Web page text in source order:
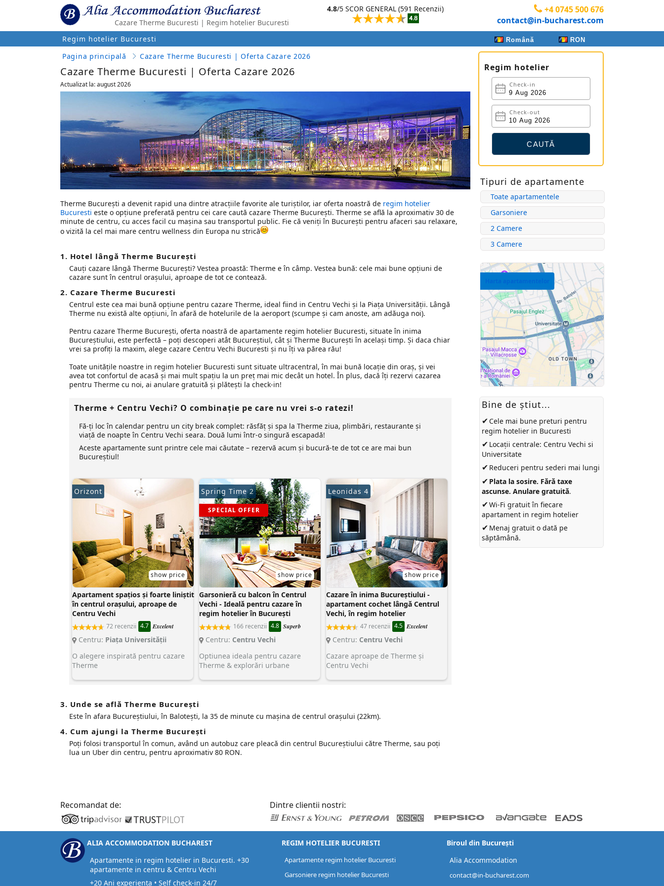
Cazare Therme Bucuresti | Regim hotelier Bucuresti
4.8/5 SCOR GENERAL (591 Recenzii)
+4 0745 500 676
contact@in-bucharest.com
Regim hotelier Bucuresti Română RON
Pagina principală Cazare Therme Bucuresti | Oferta Cazare 2026
Cazare Therme Bucuresti | Oferta Cazare 2026
Actualizat la: august 2026
Therme București a devenit rapid una dintre atracțiile favorite ale turiștilor, iar oferta noastră de regim hotelier
Bucuresti este o opțiune preferată pentru cei care caută cazare Therme București. Therme se află la aproximativ 30 de
minute de centru, cu acces facil cu mașina sau transportul public. Fie că veniți în București pentru afaceri sau relaxare,
o vizită la cel mai mare centru wellness din Europa nu strică
1. Hotel lângă Therme București
Cauți cazare lângă Therme București? Vestea proastă: Therme e în câmp. Vestea bună: cele mai bune opțiuni de
cazare sunt în centrul orașului, aproape de tot ce contează.
2. Cazare Therme Bucuresti
Centrul este cea mai bună opțiune pentru cazare Therme, ideal fiind in Centru Vechi și la Piața Universității. Lângă
Therme nu există alte opțiuni, în afară de hotelurile de la aeroport (scumpe și cam anoste, am adăuga noi).
Pentru cazare Therme București, oferta noastră de apartamente regim hotelier Bucuresti, situate în inima
Bucureștiului, este perfectă – poți descoperi atât Bucureștiul, cât și Therme București în același timp. Și daca chiar
vrei sa profiți la maxim, alege cazare Centru Vechi Bucuresti și nu îți va părea rău!
Toate unitățile noastre in regim hotelier Bucuresti sunt situate ultracentral, în mai bună locație din oraș, și vei
avea tot confortul de acasă și mai mult spațiu la un preț mai mic decât un hotel. În plus, dacă îți rezervi cazarea
pentru Therme cu noi, ai anulare gratuită și plătești la check-in!
Therme + Centru Vechi? O combinație pe care nu vrei s-o ratezi!
Fă-ți loc în calendar pentru un city break complet: răsfăț și spa la Therme ziua, plimbări, restaurante și
viață de noapte în Centru Vechi seara. Două lumi într-o singură escapadă!
Aceste apartamente sunt printre cele mai căutate – rezervă acum și bucură-te de tot ce are mai bun
Bucureștiul!
Orizont
Apartament spațios și foarte liniștit
în centrul orașului, aproape de
Centru Vechi
72 recenzii 4.7 Excelent
Centru: Piaţa Universităţii
O alegere inspirată pentru cazare
Therme
show price
Spring Time 2
SPECIAL OFFER
Garsonieră cu balcon în Centrul
Vechi - Ideală pentru cazare în
regim hotelier în București
166 recenzii 4.8 Superb
Centru: Centru Vechi
Optiunea ideala pentru cazare
Therme & explorări urbane
show price
Leonidas 4
Cazare în inima Bucureștiului -
apartament cochet lângă Centrul
Vechi, în regim hotelier
47 recenzii 4.5 Excelent
Centru: Centru Vechi
Cazare aproape de Therme și
Centru Vechi
show price
3. Unde se află Therme București
Este în afara Bucureștiului, în Balotești, la 35 de minute cu mașina de centrul orașului (22km).
4. Cum ajungi la Therme București
Poți folosi transportul în comun, având un autobuz care pleacă din centrul Bucureștiului către Therme, sau poți
lua un Uber din centru, pentru aproximativ 80 RON.
Regim hotelier
Check-in
Check-out
Tipuri de apartamente
Toate apartamentele
Garsoniere
2 Camere
3 Camere
Bine de ştiut...
✔ Cele mai bune preturi pentru
regim hotelier in Bucuresti
✔ Locații centrale: Centru Vechi si
Universitate
✔ Reduceri pentru sederi mai lungi
✔ Plata la sosire. Fără taxe
ascunse. Anulare gratuită.
✔Wi-Fi gratuit în fiecare
apartament in regim hotelier
✔ Menaj gratuit o dată pe
săptămână.
Recomandat de: Dintre clientii nostri:
ALIA ACCOMMODATION BUCHAREST
Apartamente in regim hotelier in Bucuresti. +30
apartamente in centru & Centru Vechi
+20 Ani experienta • Self check-in 24/7
REGIM HOTELIER BUCURESTI
Apartamente regim hotelier Bucuresti
Garsoniere regim hotelier Bucuresti
Biroul din București
Alia Accommodation
contact@in-bucharest.com